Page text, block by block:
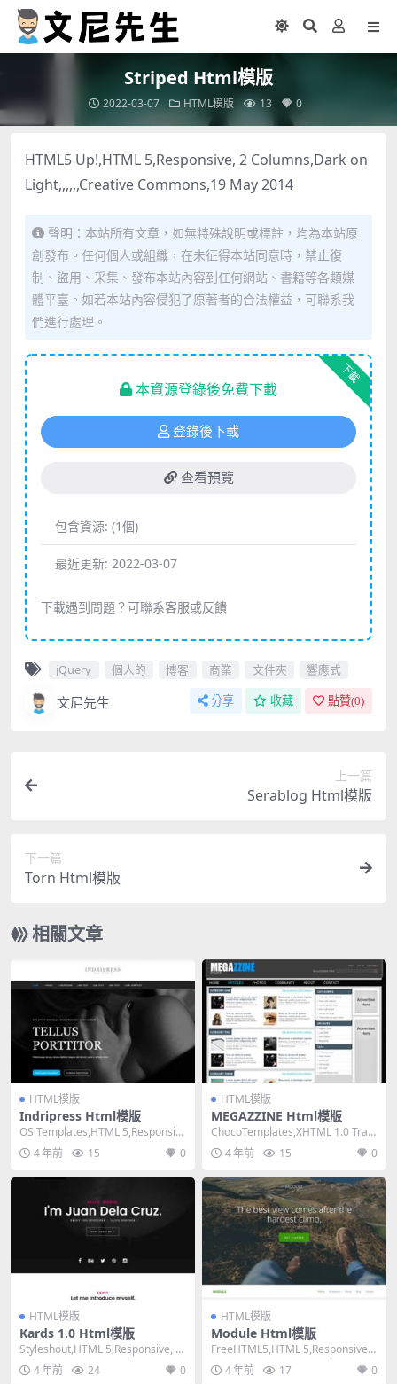
Striped Html模版
2022-03-07 HTML模版 13 0
HTML5 Up!,HTML 5,Responsive, 2 Columns,Dark on
Light,,,,,,Creative Commons,19 May 2014
聲明：本站所有文章，如無特殊說明或標註，均為本站原
創發布。任何個人或組織，在未征得本站同意時，禁止復
制、盜用、采集、發布本站內容到任何網站、書籍等各類媒
體平臺。如若本站內容侵犯了原著者的合法權益，可聯系我
們進行處理。
下載
本資源登錄後免費下載
登錄後下載
查看預覽
包含資源: (1個)
最近更新: 2022-03-07
下載遇到問題？可聯系客服或反饋
jQuery 個人的 博客 商業 文件夾 響應式
文尼先生 分享 收藏 點贊(0)
上一篇
Serablog Html模版
下一篇
Torn Html模版
相關文章
HTML模版
Indripress Html模版
OS Templates,HTML 5,Responsiv
e, 4 Column...
4 年前 15 0
HTML模版
MEGAZZINE Html模版
ChocoTemplates,XHTML 1.0 Tran
sitional,Fi...
4 年前 15 0
HTML模版
Kards 1.0 Html模版
Styleshout,HTML 5,Responsive, M
ixed Colu...
4 年前 24 0
HTML模版
Module Html模版
FreeHTML5,HTML 5,Responsive,
Mixed Colum...
4 年前 17 0